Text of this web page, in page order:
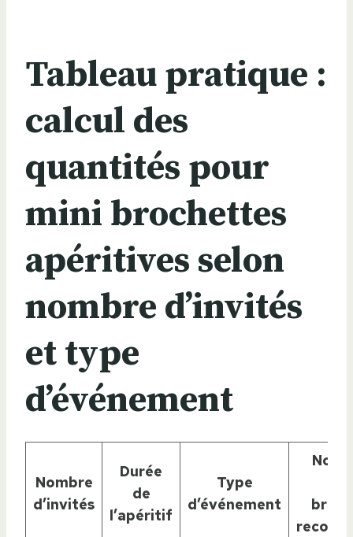
Tableau pratique :
calcul des
quantités pour
mini brochettes
apéritives selon
nombre d’invités
et type
d’événement
Nombre
d’invités
Durée
de
l’apéritif
Type
d’événement